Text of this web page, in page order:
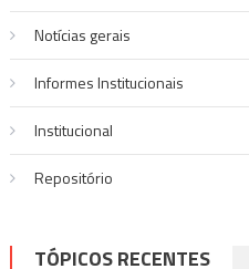
Notí­cias gerais
Informes Institucionais
Institucional
Repositório
TÓPICOS RECENTES